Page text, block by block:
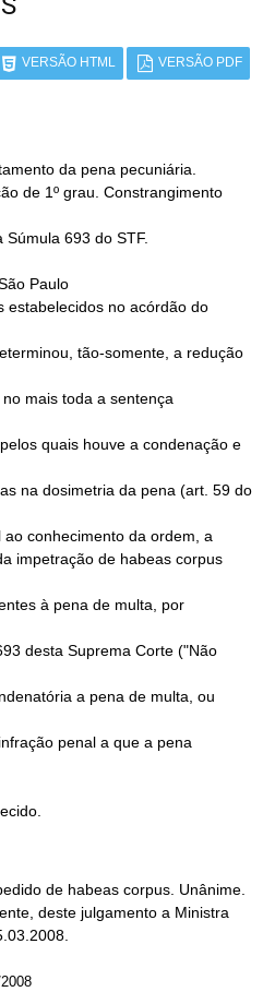
VERSÃO HTML VERSÃO PDF
da pena pecuniária.
Paulo
conhecimento da ordem, a
de habeas corpus. Unânime.
deste julgamento a Ministra